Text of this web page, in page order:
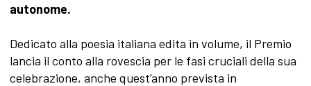
autonome.
Dedicato alla poesia italiana edita in volume, il Premio
lancia il conto alla rovescia per le fasi cruciali della sua
celebrazione, anche quest’anno prevista in